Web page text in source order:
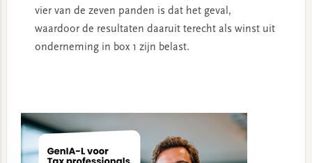
vier van de zeven panden is dat het geval,
waardoor de resultaten daaruit terecht als winst uit
onderneming in box 1 zijn belast.
Sidebar